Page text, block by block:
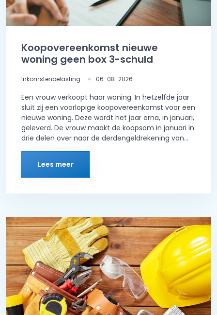
Koopovereenkomst nieuwe
woning geen box 3-schuld
Inkomstenbelasting 06-08-2026
Een vrouw verkoopt haar woning. In hetzelfde jaar
sluit zij een voorlopige koopovereenkomst voor een
nieuwe woning. Deze wordt het jaar erna, in januari,
geleverd. De vrouw maakt de koopsom in januari in
drie delen over naar de derdengeldrekening van...
Lees meer